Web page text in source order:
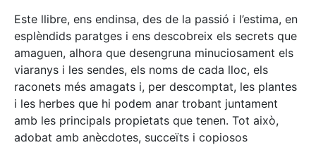
Este llibre, ens endinsa, des de la passió i l’estima, en
esplèndids paratges i ens descobreix els secrets que
amaguen, alhora que desengruna minuciosament els
viaranys i les sendes, els noms de cada lloc, els
raconets més amagats i, per descomptat, les plantes
i les herbes que hi podem anar trobant juntament
amb les principals propietats que tenen. Tot això,
adobat amb anècdotes, succeïts i copiosos